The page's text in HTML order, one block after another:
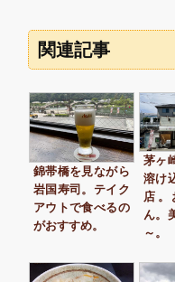
関連記事
錦帯橋を見ながら
岩国寿司。テイク
アウトで食べるの
がおすすめ。
茅ヶ
溶け
店。
ん。
～。